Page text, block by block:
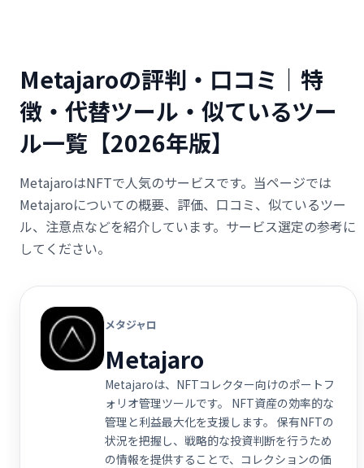
Metajaroの評判・口コミ｜特
徴・代替ツール・似ているツー
ル一覧【2026年版】
MetajaroはNFTで人気のサービスです。当ページでは
Metajaroについての概要、評価、口コミ、似ているツー
ル、注意点などを紹介しています。サービス選定の参考に
してください。
メタジャロ
Metajaro
Metajaroは、NFTコレクター向けのポートフ
ォリオ管理ツールです。 NFT資産の効率的な
管理と利益最大化を支援します。 保有NFTの
状況を把握し、戦略的な投資判断を行うため
の情報を提供することで、コレクションの価